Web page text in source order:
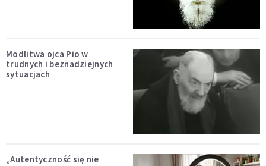
Modlitwa ojca Pio w
trudnych i beznadziejnych
sytuacjach
„Autentyczność się nie